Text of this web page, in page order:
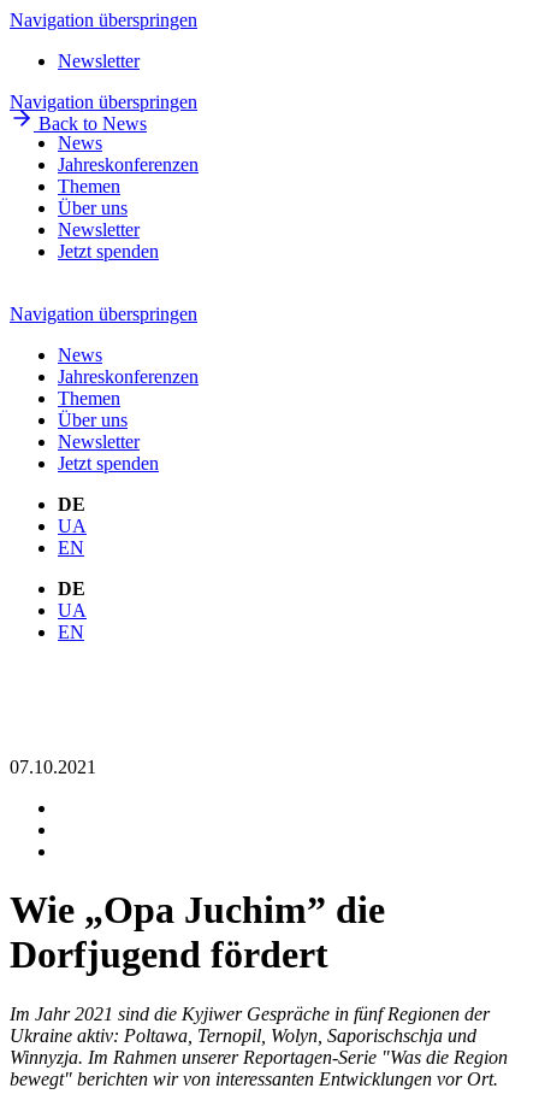
Navigation überspringen
Newsletter
Navigation überspringen
News
Jahreskonferenzen
Themen
Über uns
Newsletter
Jetzt spenden
Navigation überspringen
News
Jahreskonferenzen
Themen
Über uns
Newsletter
Jetzt spenden
DE
UA
EN
DE
UA
EN
Back to News
07.10.2021
Wie „Opa Juchim” die
Dorfjugend fördert
Im Jahr 2021 sind die Kyjiwer Gespräche in fünf Regionen der
Ukraine aktiv: Poltawa, Ternopil, Wolyn, Saporischschja und
Winnyzja. Im Rahmen unserer Reportagen-Serie "Was die Region
bewegt" berichten wir von interessanten Entwicklungen vor Ort.